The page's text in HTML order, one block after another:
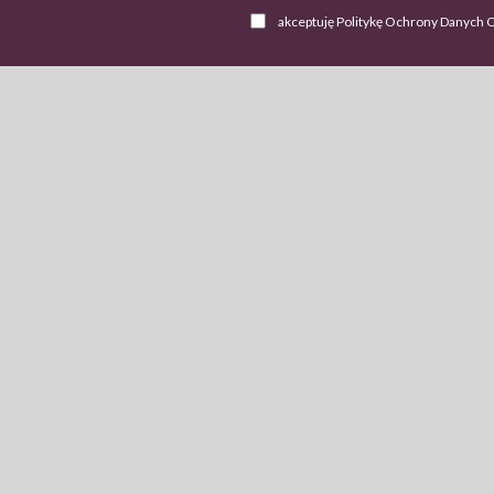
akceptuję Politykę Ochrony Danych